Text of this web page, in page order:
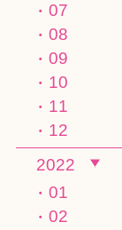
07
08
09
10
11
12
2022
01
02